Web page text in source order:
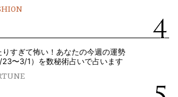
りすぎて怖い！あなたの今週の運勢
23〜3/1）を数秘術占いで占います